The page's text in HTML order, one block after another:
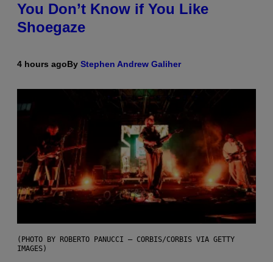
You Don’t Know if You Like
Shoegaze
4 hours agoBy Stephen Andrew Galiher
(PHOTO BY ROBERTO PANUCCI – CORBIS/CORBIS VIA GETTY
IMAGES)